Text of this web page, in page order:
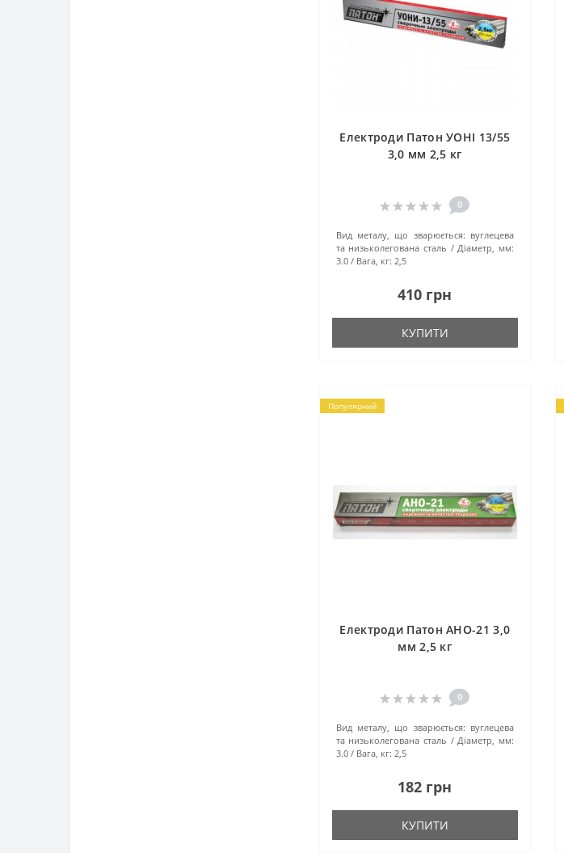
Електроди Патон УОНІ 13/55
3,0 мм 2,5 кг
0
Вид металу, що зварюється: вуглецева
та низьколегована сталь
Діаметр, мм:
3.0
Вага, кг: 2,5
410 грн
КУПИТИ
Популярний
Електроди Патон АНО-21 3,0
мм 2,5 кг
0
Вид металу, що зварюється: вуглецева
та низьколегована сталь
Діаметр, мм:
3.0
Вага, кг: 2,5
182 грн
КУПИТИ